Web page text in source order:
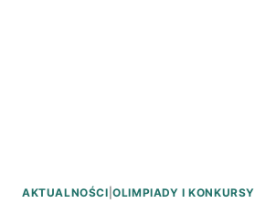
AKTUALNOŚCI |OLIMPIADY I KONKURSY